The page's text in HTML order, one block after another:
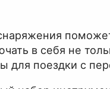
в себя не
для поездки с